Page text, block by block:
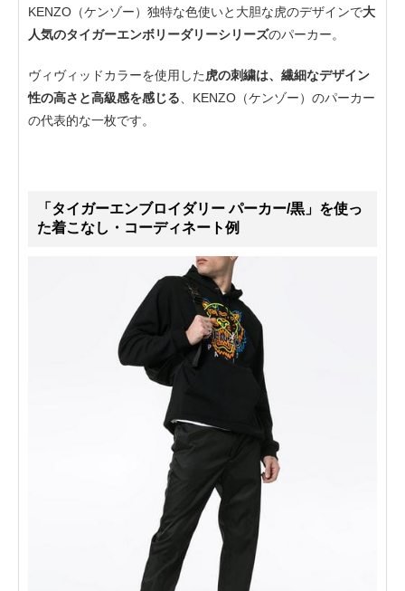
KENZO（ケンゾー）独特な色使いと大胆な虎のデザインで大
人気のタイガーエンボリーダリーシリーズのパーカー。
ヴィヴィッドカラーを使用した 虎の刺繍は、繊細なデザイン
性の高さと高級感を感じる 、KENZO（ケンゾー）のパーカー
の代表的な一枚です。
「タイガーエンブロイダリー パーカー/黒」を使っ
た着こなし・コーディネート例